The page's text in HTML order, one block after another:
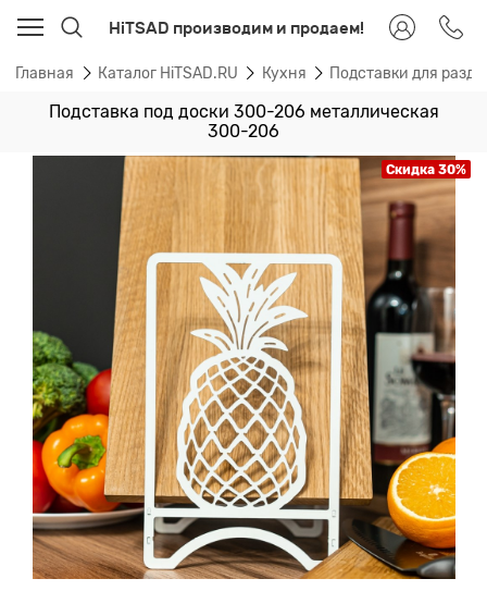
HiTSAD производим и продаем!
Главная Каталог HiTSAD.RU Кухня Подставки для
Подставка под доски 300-206 металлическая
300-206
Скидка 30%